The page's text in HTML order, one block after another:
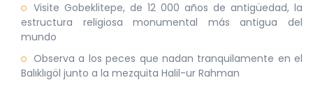
Visite Gobeklitepe, de 12 000 años de antigüedad, la
estructura religiosa monumental más antigua del
mundo
Observa a los peces que nadan tranquilamente en el
Balıklıgöl junto a la mezquita Halil-ur Rahman